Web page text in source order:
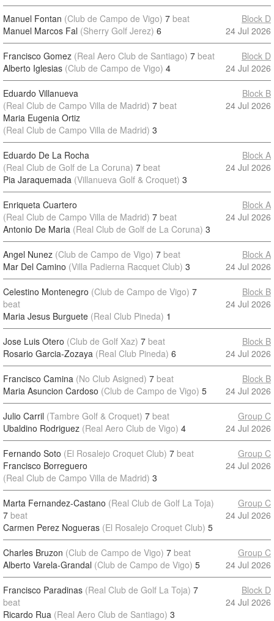
Manuel Fontan (Club de Campo de Vigo) 7 beat
Manuel Marcos Fal (Sherry Golf Jerez) 6
Block D
24 Jul 2026
Francisco Gomez (Real Aero Club de Santiago) 7 beat
Alberto Iglesias (Club de Campo de Vigo) 4
Block D
24 Jul 2026
Eduardo Villanueva
(Real Club de Campo Villa de Madrid) 7 beat
Maria Eugenia Ortiz
(Real Club de Campo Villa de Madrid) 3
Block B
24 Jul 2026
Eduardo De La Rocha
(Real Club de Golf de La Coruna) 7 beat
Pia Jaraquemada (Villanueva Golf & Croquet) 3
Block A
24 Jul 2026
Enriqueta Cuartero
(Real Club de Campo Villa de Madrid) 7 beat
Antonio De Maria (Real Club de Golf de La Coruna) 3
Block A
24 Jul 2026
Angel Nunez (Club de Campo de Vigo) 7 beat
Mar Del Camino (Villa Padierna Racquet Club) 3
Block A
24 Jul 2026
Celestino Montenegro (Club de Campo de Vigo) 7
beat
Maria Jesus Burguete (Real Club Pineda) 1
Block B
24 Jul 2026
Jose Luis Otero (Club de Golf Xaz) 7 beat
Rosario Garcia-Zozaya (Real Club Pineda) 6
Block B
24 Jul 2026
Francisco Camina (No Club Asigned) 7 beat
Maria Asuncion Cardoso (Club de Campo de Vigo) 5
Block B
24 Jul 2026
Julio Carril (Tambre Golf & Croquet) 7 beat
Ubaldino Rodriguez (Real Aero Club de Vigo) 4
Group C
24 Jul 2026
Fernando Soto (El Rosalejo Croquet Club) 7 beat
Francisco Borreguero
(Real Club de Campo Villa de Madrid) 3
Group C
24 Jul 2026
Marta Fernandez-Castano (Real Club de Golf La Toja)
7 beat
Carmen Perez Nogueras (El Rosalejo Croquet Club) 5
Group C
24 Jul 2026
Charles Bruzon (Club de Campo de Vigo) 7 beat
Alberto Varela-Grandal (Club de Campo de Vigo) 5
Group C
24 Jul 2026
Francisco Paradinas (Real Club de Golf La Toja) 7
beat
Ricardo Rua (Real Aero Club de Santiago) 3
Block D
24 Jul 2026